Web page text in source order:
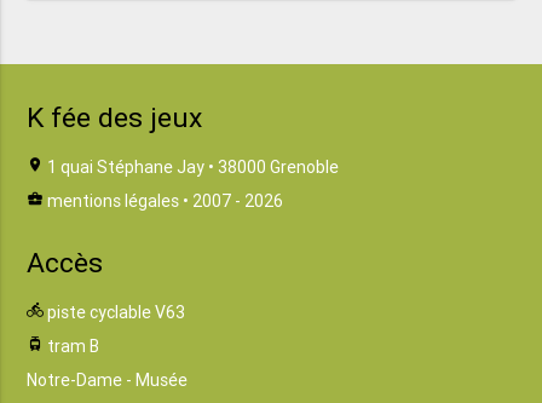
K fée des jeux
location_on 1 quai Stéphane Jay • 38000 Grenoble
business_center mentions légales • 2007 - 2026
Accès
directions_bike piste cyclable V63
tram tram B
Notre-Dame - Musée